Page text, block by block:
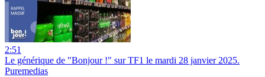
2:51
Le générique de "Bonjour !" sur TF1 le mardi 28 janvier 2025.
Puremedias